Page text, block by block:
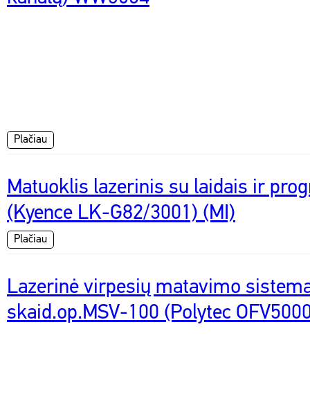
Plačiau
Matuoklis lazerinis su laidais ir
(Kyence LK-G82/3001) (MI)
Plačiau
Lazerinė virpesių matavimo
skaid.op.MSV-100 (Polytec